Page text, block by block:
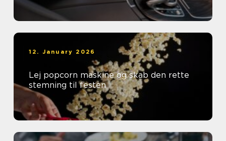
12. January 2026
Lej popcorn maskine og skab den rette
stemning til festen